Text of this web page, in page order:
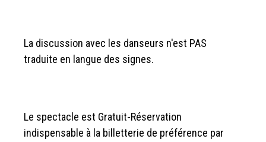
La discussion avec les danseurs n'est PAS
traduite en langue des signes.
Le spectacle est Gratuit-Réservation
indispensable à la billetterie de préférence par